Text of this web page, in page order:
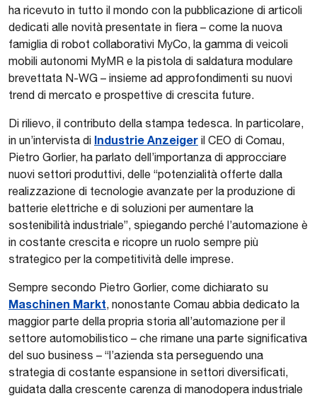
ha ricevuto in tutto il mondo con la pubblicazione di articoli
dedicati alle novità presentate in fiera – come la nuova
famiglia di robot collaborativi MyCo, la gamma di veicoli
mobili autonomi MyMR e la pistola di saldatura modulare
brevettata N-WG – insieme ad approfondimenti su nuovi
trend di mercato e prospettive di crescita future.
Di rilievo, il contributo della stampa tedesca. In particolare,
in un’intervista di Industrie Anzeiger il CEO di Comau,
Pietro Gorlier, ha parlato dell’importanza di approcciare
nuovi settori produttivi, delle “potenzialità offerte dalla
realizzazione di tecnologie avanzate per la produzione di
batterie elettriche e di soluzioni per aumentare la
sostenibilità industriale”, spiegando perché l’automazione è
in costante crescita e ricopre un ruolo sempre più
strategico per la competitività delle imprese.
Sempre secondo Pietro Gorlier, come dichiarato su
Maschinen Markt, nonostante Comau abbia dedicato la
maggior parte della propria storia all’automazione per il
settore automobilistico – che rimane una parte significativa
del suo business – “l’azienda sta perseguendo una
strategia di costante espansione in settori diversificati,
guidata dalla crescente carenza di manodopera industriale